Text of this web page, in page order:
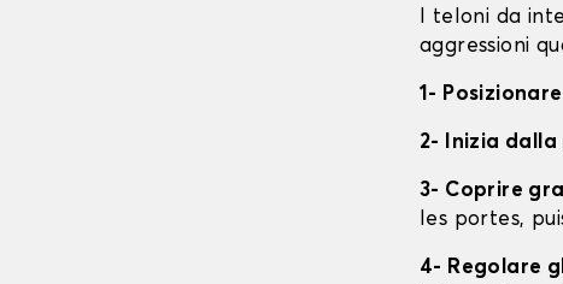
I teloni da
aggressioni
1-
2- Inizia
3- Coprire
les portes,
4- Regolare